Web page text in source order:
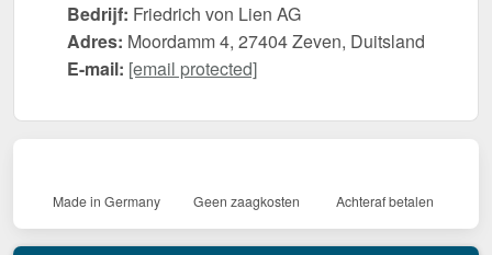
Bedrijf: Friedrich von Lien AG
Adres: Moordamm 4, 27404 Zeven, Duitsland
E-mail: [email protected]
Made in Germany Geen zaagkosten Achteraf betalen